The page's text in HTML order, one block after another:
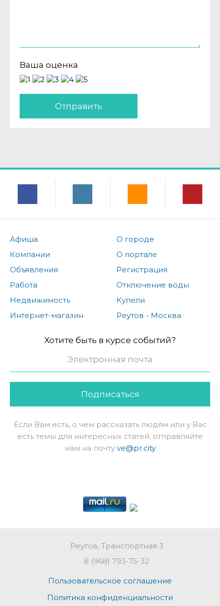
Ваша оценка
Отправить
Афиша
Компании
Объявления
Работа
Недвижимость
Интернет-магазин
О городе
О портале
Регистрация
Отключение воды
Купели
Реутов - Москва
Хотите быть в курсе событий?
Подписаться
Если Вам есть, о чем рассказать людям или у Вас
есть темы для интересных статей, отправляйте
нам на почту ve@pr.city
Реутов, Транспортная 3
8 (968) 793-75-32
Пользовательское соглашение
Политика конфиденциальности